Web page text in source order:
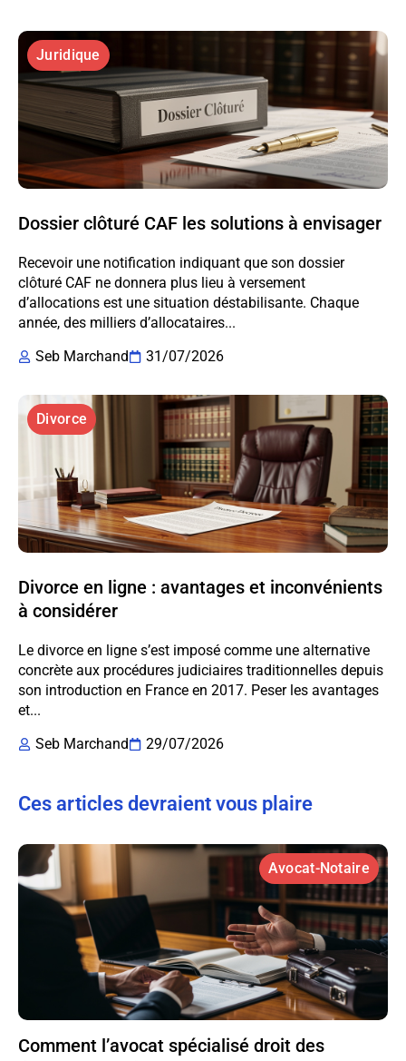
Juridique
Dossier clôturé CAF les solutions à envisager
Recevoir une notification indiquant que son dossier
clôturé CAF ne donnera plus lieu à versement
d’allocations est une situation déstabilisante. Chaque
année, des milliers d’allocataires...
Seb Marchand
31/07/2026
Divorce
Divorce en ligne : avantages et inconvénients
à considérer
Le divorce en ligne s’est imposé comme une alternative
concrète aux procédures judiciaires traditionnelles depuis
son introduction en France en 2017. Peser les avantages
et...
Seb Marchand
29/07/2026
Ces articles devraient vous plaire
Avocat-Notaire
Comment l’avocat spécialisé droit des